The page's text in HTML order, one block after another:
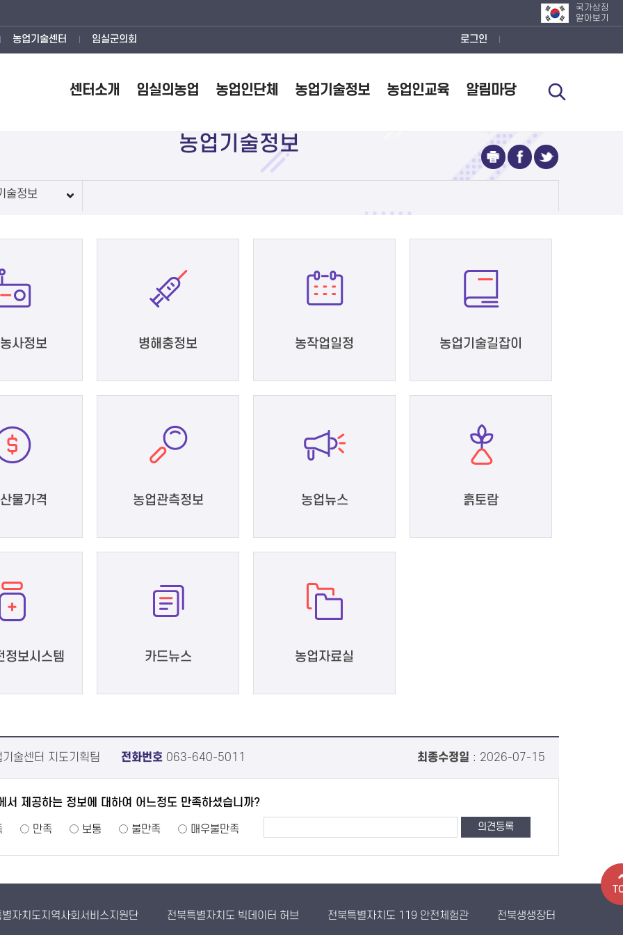
국가상징
알아보기
농업기술센터 임실군의회 로그인
센터소개 임실의농업 농업인단체 농업기술정보 농업인교육 알림마당
농업기술정보
술정보
사정보 병해충정보 농작업일정 농업기술길잡이
물가격 농업관측정보 농업뉴스 흙토람
정보시스템 카드뉴스 농업자료실
술센터 지도기획팀 전화번호 063-640-5011 최종수정일 : 2026-07-15
서 제공하는 정보에 대하여 어느정도 만족하셨습니까?
만족 보통 불만족 매우불만족
별자치도지역사회서비스지원단 전북특별자치도 빅데이터 허브 전북특별자치도 119 안전체험관 전북생생장터